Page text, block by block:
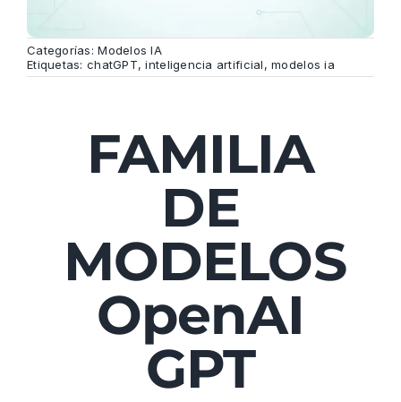
Categorías:Modelos IA
Etiquetas: chatGPT,inteligencia artificial,modelos ia
FAMILIA
DE
MODELOS
OpenAI
GPT